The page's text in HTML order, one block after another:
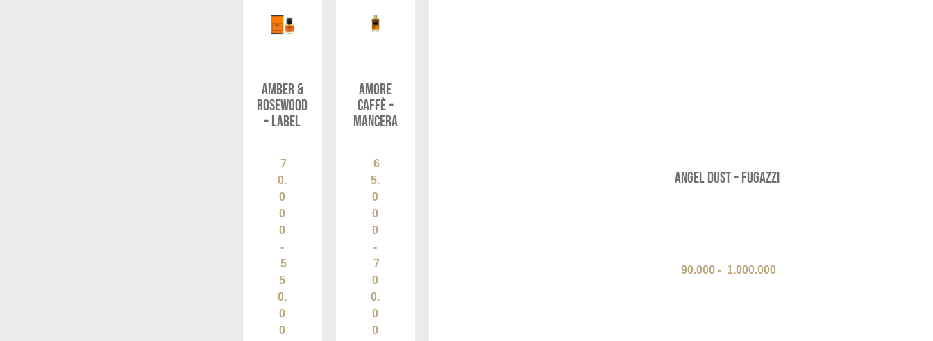
Amber &
Rosewood
– Label
7
0.
0
0
0
-
5
5
0.
0
0
Amore
Caffè –
Mancera
6
5.
0
0
0
-
7
0
0.
0
0
Angel Dust – Fugazzi
90.000 - 1.000.000